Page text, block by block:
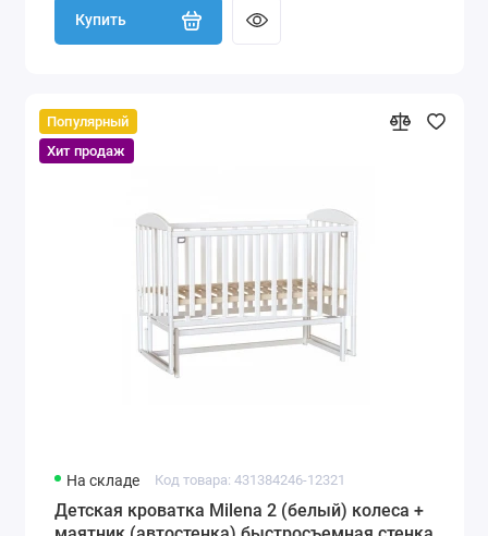
Купить
Популярный
Хит продаж
На складе Код товара: 431384246-12321
Детская кроватка Milena 2 (белый) колеса +